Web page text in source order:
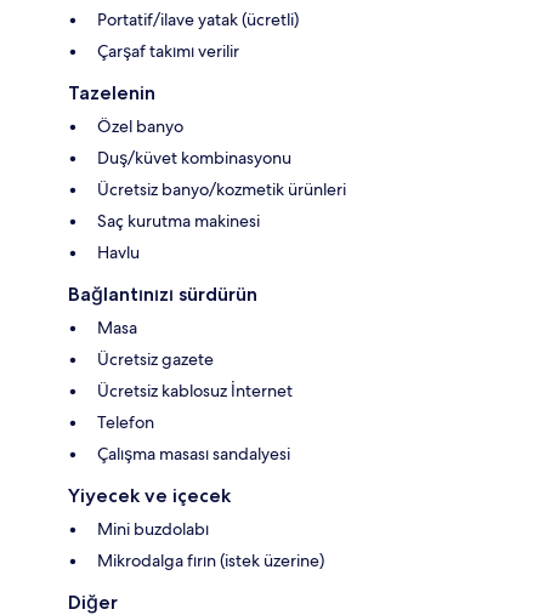
Portatif/ilave yatak (ücretli)
Çarşaf takımı verilir
Tazelenin
Özel banyo
Duş/küvet kombinasyonu
Ücretsiz banyo/kozmetik ürünleri
Saç kurutma makinesi
Havlu
Bağlantınızı sürdürün
Masa
Ücretsiz gazete
Ücretsiz kablosuz İnternet
Telefon
Çalışma masası sandalyesi
Yiyecek ve içecek
Mini buzdolabı
Mikrodalga fırın (istek üzerine)
Diğer